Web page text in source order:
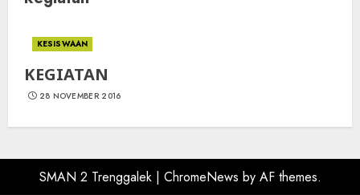
KESISWAAN
KEGIATAN
28 NOVEMBER 2016
SMAN 2 Trenggalek | ChromeNews by AF themes.